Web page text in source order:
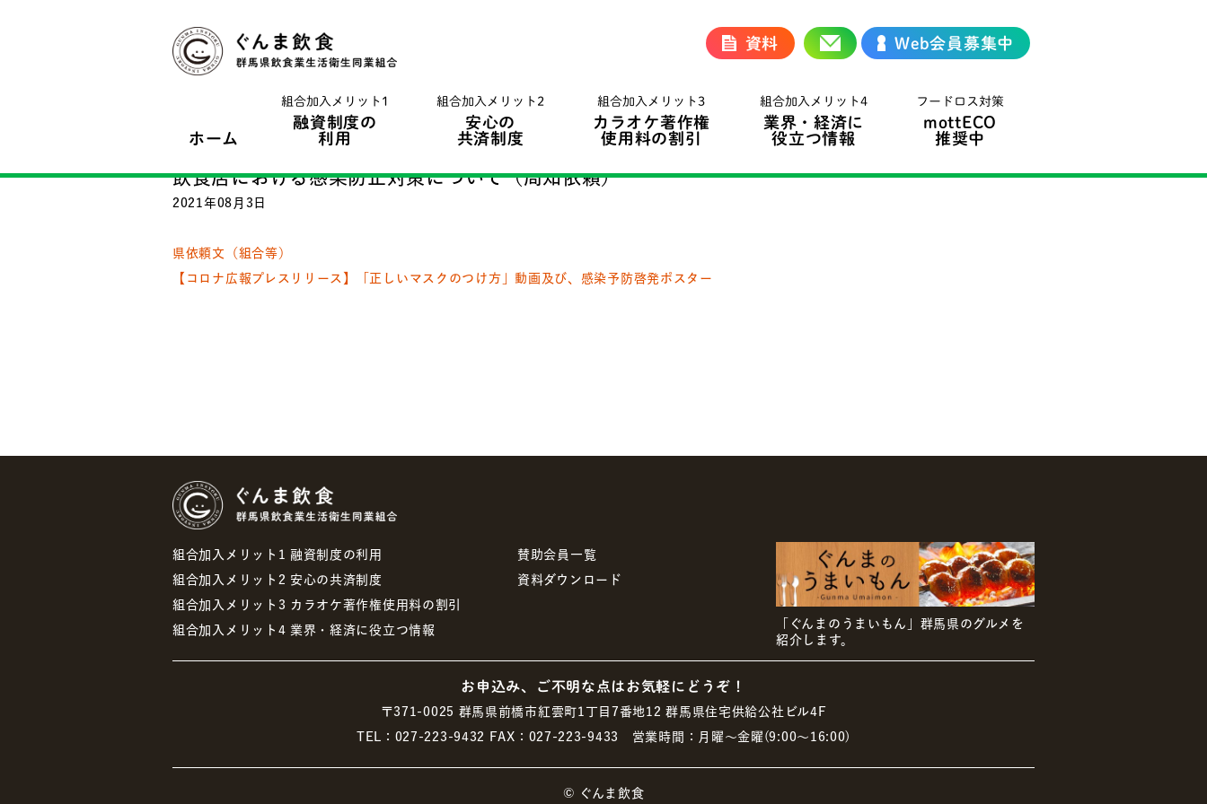
資料 Web会員募集中
ホーム
組合加入メリット1
融資制度の
利用
組合加入メリット2
安心の
共済制度
組合加入メリット3
カラオケ著作権
使用料の割引
組合加入メリット4
業界・経済に
役立つ情報
フードロス対策
mottECO
推奨中
飲食店における感染防止対策について（周知依頼）
2021年08月3日
県依頼文（組合等）
【コロナ広報プレスリリース】「正しいマスクのつけ方」動画及び、感染予防啓発ポスター
組合加入メリット1 融資制度の利用
組合加入メリット2 安心の共済制度
組合加入メリット3 カラオケ著作権使用料の割引
組合加入メリット4 業界・経済に役立つ情報
賛助会員一覧
資料ダウンロード
「ぐんまのうまいもん」群馬県のグルメを
紹介します。
お申込み、ご不明な点はお気軽にどうぞ！
〒371-0025 群馬県前橋市紅雲町1丁目7番地12群馬県住宅供給公社ビル4F
TEL：027-223-9432
FAX：027-223-9433 営業時間：月曜～金曜(9:00～16:00)
© ぐんま飲食